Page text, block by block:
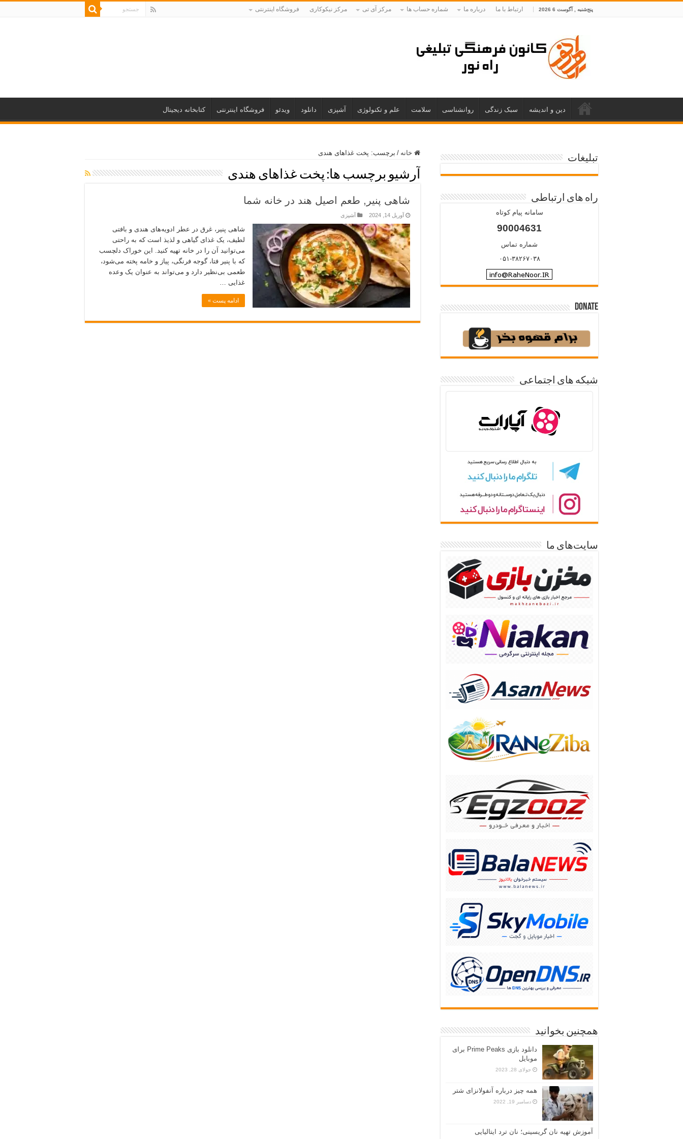
پنج‌شنبه , آگوست 6 2026 ارتباط با ما درباره ما شماره حساب ها مرکز آی تی مرکز نیکوکاری فروشگاه اینترنتی
دین و اندیشه سبک زندگی روانشناسی سلامت علم و تکنولوژی آشپزی دانلود ویدئو فروشگاه اینترنتی کتابخانه دیجیتال
خانه / برچسب: پخت غذاهای هندی
آرشیو برچسب ها: پخت غذاهای هندی
شاهی پنیر, طعم اصیل هند در خانه شما
آوریل 14, 2024 آشپزی
شاهی پنیر، غرق در عطر ادویه‌های هندی و بافتی
لطیف، یک غذای گیاهی و لذیذ است که به راحتی
می‌توانید آن را در خانه تهیه کنید. این خوراک دلچسب
که با پنیر فتا، گوجه فرنگی، پیاز و خامه پخته می‌شود،
طعمی بی‌نظیر دارد و می‌تواند به عنوان یک وعده
غذایی …
ادامه پست »
تبلیغات
راه های ارتباطی
سامانه پیام کوتاه
90004631
شماره تماس
۰۵۱-۳۸۲۶۷۰۳۸
Donate
شبکه های اجتماعی
سایت‌های ما
همچنین بخوانید
دانلود بازی Prime Peaks برای
موبایل
جولای 28, 2023
همه چیز درباره آنفولانزای شتر
دسامبر 19, 2022
آموزش تهیه نان گریسینی؛ نان ترد ایتالیایی